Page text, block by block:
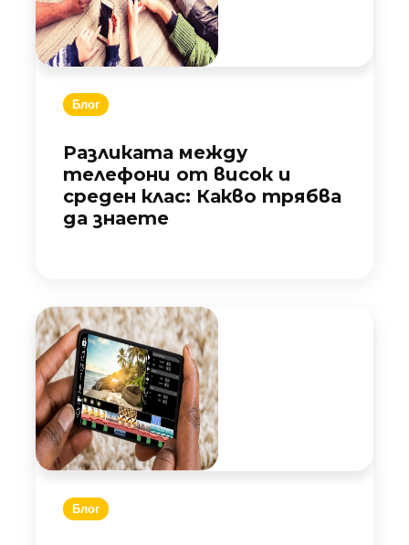
Блог
Разликата между
телефони от висок и
среден клас: Какво трябва
да знаете
Блог